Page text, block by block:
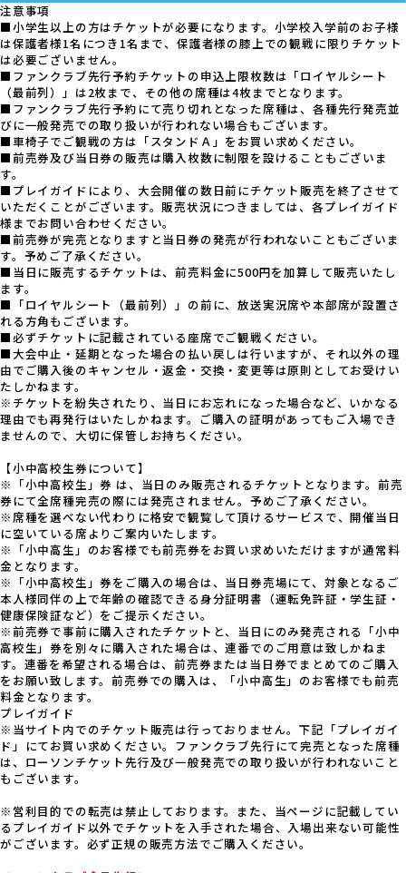
注意事項
■小学生以上の方はチケットが必要になります。小学校入学前のお子様
は保護者様1名につき1名まで、保護者様の膝上での観戦に限りチケット
は必要ございません。
■ファンクラブ先行予約チケットの申込上限枚数は「ロイヤルシート
（最前列）」は2枚まで、その他の席種は4枚までとなります。
■ファンクラブ先行予約にて売り切れとなった席種は、各種先行発売並
びに一般発売での取り扱いが行われない場合もございます。
■車椅子でご観戦の方は「スタンドＡ」をお買い求めください。
■前売券及び当日券の販売は購入枚数に制限を設けることもございま
す。
■プレイガイドにより、大会開催の数日前にチケット販売を終了させて
いただくことがございます。販売状況につきましては、各プレイガイド
様までお問い合わせください。
■前売券が完売となりますと当日券の発売が行われないこともございま
す。予めご了承ください。
■当日に販売するチケットは、前売料金に500円を加算して販売いたし
ます。
■「ロイヤルシート（最前列）」の前に、放送実況席や本部席が設置さ
れる方角もございます。
■必ずチケットに記載されている座席でご観戦ください。
■大会中止・延期となった場合の払い戻しは行いますが、それ以外の理
由でご購入後のキャンセル・返金・交換・変更等は原則としてお受けい
たしかねます。
※チケットを紛失されたり、当日にお忘れになった場合など、いかなる
理由でも再発行はいたしかねます。ご購入の証明があってもご入場でき
ませんので、大切に保管しお持ちください。
【小中高校生券について】
※「小中高校生」券 は、当日のみ販売されるチケットとなります。前売
券にて全席種完売の際には発売されません。予めご了承ください。
※席種を選べない代わりに格安で観覧して頂けるサービスで、開催当日
に空いている席よりご案内いたします。
※「小中高生」のお客様でも前売券をお買い求めいただけますが通常料
金となります。
※「小中高校生」券をご購入の場合は、当日券売場にて、対象となるご
本人様同伴の上で年齢の確認できる身分証明書（運転免許証・学生証・
健康保険証など）をご提示ください。
※前売券で事前に購入されたチケットと、当日にのみ発売される「小中
高校生」券を別々に購入された場合は、連番でのご用意は致しかねま
す。連番を希望される場合は、前売券または当日券でまとめてのご購入
をお願い致します。前売券での購入は、「小中高生」のお客様でも前売
料金となります。
プレイガイド
※当サイト内でのチケット販売は行っておりません。下記「プレイガイ
ド」にてお買い求めください。ファンクラブ先行にて完売となった席種
は、ローソンチケット先行及び一般発売での取り扱いが行われないこと
もございます。
※営利目的での転売は禁止しております。また、当ページに記載してい
るプレイガイド以外でチケットを入手された場合、入場出来ない可能性
がございます。必ず正規の販売方法でご購入ください。